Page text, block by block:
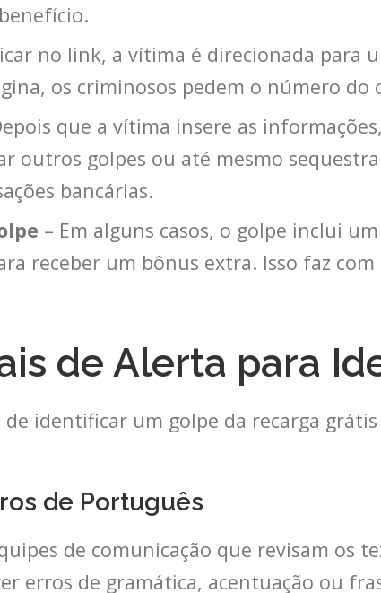
no link, a vítima é direcionada para
os criminosos pedem o número
que a vítima insere as
outros golpes ou até mesmo
bancárias.
– Em alguns casos, o golpe inclui
receber um bônus extra. Isso faz
de Alerta para
identificar um golpe da recarga
de Português
de comunicação que revisam os
erros de gramática, acentuação ou